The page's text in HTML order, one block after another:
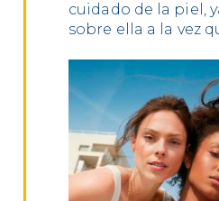
cuidado de la piel,
sobre ella a la vez